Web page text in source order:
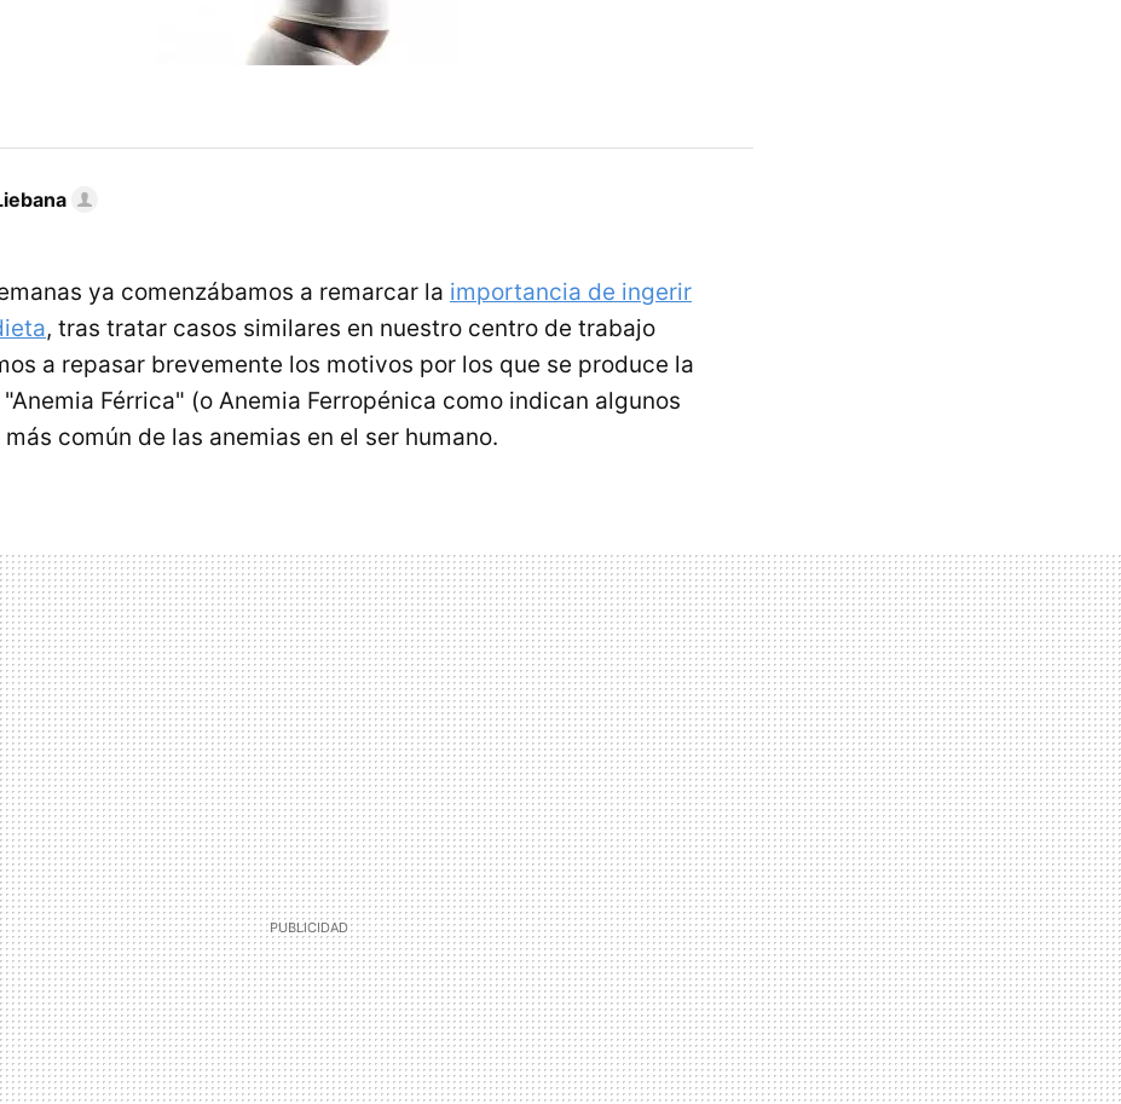
ya comenzábamos a remarcar la importancia de ingerir
, tras tratar casos similares en nuestro centro de trabajo
a repasar brevemente los motivos por los que se produce la
Férrica" (o Anemia Ferropénica como indican algunos
común de las anemias en el ser humano.